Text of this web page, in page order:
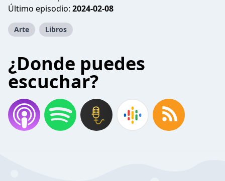
Último episodio: 2024-02-08
Arte Libros
¿Donde puedes
escuchar?